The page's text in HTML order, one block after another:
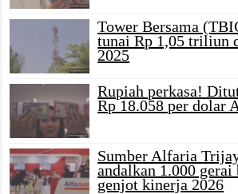
Tower Bersama
tunai Rp 1,05 triliun
2025
Rupiah perkasa!
Rp 18.058 per dolar
Sumber Alfaria
andalkan 1.000 gerai
genjot kinerja 2026